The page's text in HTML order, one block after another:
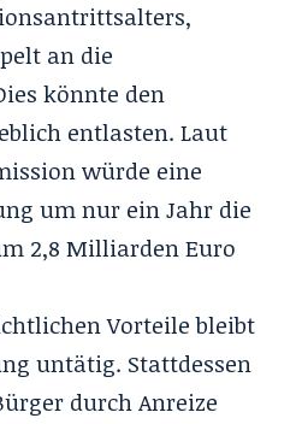
an die
könnte den
entlasten. Laut
würde eine
um nur ein Jahr die
2,8 Milliarden Euro
Vorteile bleibt
untätig. Stattdessen
durch Anreize